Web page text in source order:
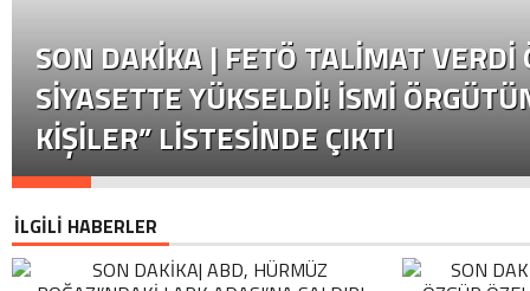
SON DAKİKA | FETÖ TALIMAT VERDI
SIYASETTE YÜKSELDI! İSMI
KIŞILER” LISTESINDE ÇIKTI
İLGİLİ HABERLER